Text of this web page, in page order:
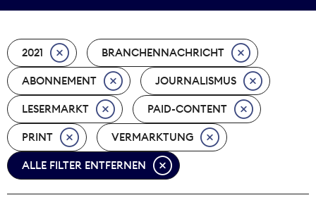
Nachhaltigkeit
Nachwuchs
Nova Award
Pressefreiheit
Print
2021 BRANCHENNACHRICHT
ABONNEMENT JOURNALISMUS
LESERMARKT PAID-CONTENT
PRINT VERMARKTUNG
ALLE FILTER ENTFERNEN